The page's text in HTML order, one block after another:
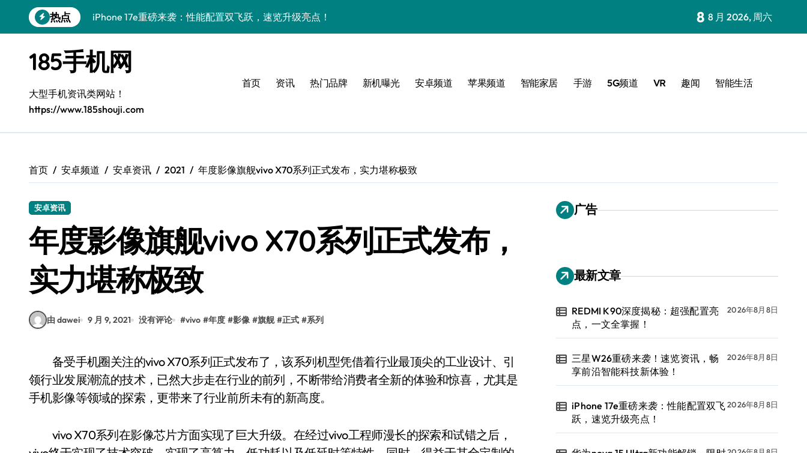
到
热点
iPhone 17e重磅来袭：性能配置双飞跃，速览升级亮点！
三星Galaxy Z Fold7：掌中折叠，创新科技引领未来新体验！
三星Galaxy Z Fold7来袭：折叠屏革新，重塑手机新体验！
荣耀WIN RT资讯速递：掌中一机，新鲜资讯即刻畅享！
小米17重磅来袭！速览最新动态，解锁超实用功能！
荣耀WIN RT资讯速递来袭，一机掌控实用信息新体验！
8 8 月 2026, 周六
185手机网
大型手机资讯类网站！
https://www.185shouji.com
首页 资讯 热门品牌 新机曝光 安卓频道 苹果频道 智能家居 手游 5G频道 VR 趣闻 智能生活
首页 安卓频道 安卓资讯 2021 年度影像旗舰vivo X70系列正式发布，实力堪称极致
安卓资讯
年度影像旗舰vivo X70系列正式发布，
实力堪称极致
由 dawei 9 月 9, 2021 没有评论 #vivo #年度 #影像 #旗舰 #正式 #系列
备受手机圈关注的vivo X70系列正式发布了，该系列机型凭借着行业最顶尖的工业设计、引
领行业发展潮流的技术，已然大步走在行业的前列，不断带给消费者全新的体验和惊喜，尤其是
手机影像等领域的探索，更带来了行业前所未有的新高度。
vivo X70系列在影像芯片方面实现了巨大升级。在经过vivo工程师漫长的探索和试错之后，
广告
最新文章
REDMI K90深度揭秘：超强配置亮
点，一文全掌握！
2026年8月8日
三星W26重磅来袭！速览资讯，畅
享前沿智能科技新体验！
2026年8月8日
iPhone 17e重磅来袭：性能配置双飞
跃，速览升级亮点！
2026年8月8日